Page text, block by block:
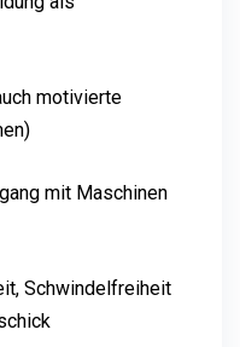
motivierte
mit Maschinen
Schwindelfreiheit